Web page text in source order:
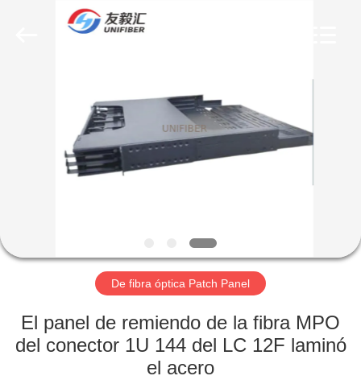
PRODUCTOS
VIAJE
LA
FÁBRICA
De fibra óptica Patch Panel
El panel de remiendo de la fibra MPO
del conector 1U 144 del LC 12F laminó
el acero